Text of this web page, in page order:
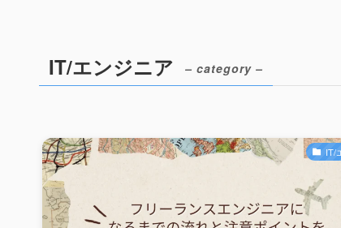
IT/エンジニア – category –
IT/